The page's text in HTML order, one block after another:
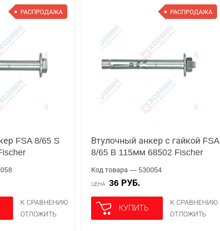
РАСПРОДАЖА
FSA 8/65 S
К СРАВНЕНИЮ
ОТЛОЖИТЬ
РАСПРОДАЖА
Втулочный анкер с гайкой FSA
8/65 B 115мм 68502 Fischer
Код товара — 530054
ЦЕНА 36 РУБ.
КУПИТЬ
К СРАВНЕНИЮ
ОТЛОЖИТЬ